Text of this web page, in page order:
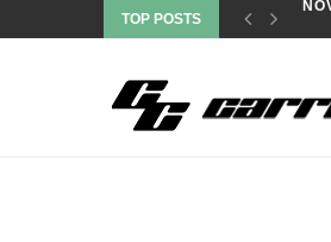
TOP POSTS